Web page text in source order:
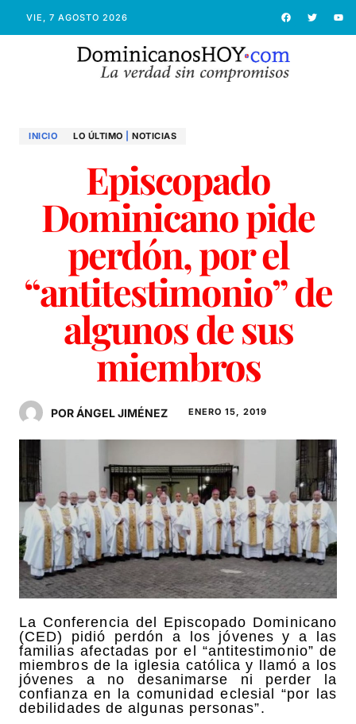
VIE, 7 AGOSTO 2026
INICIO LO ÚLTIMO NOTICIAS
Episcopado
Dominicano pide
perdón, por el
“antitestimonio” de
algunos de sus
miembros
POR ÁNGEL JIMÉNEZ ENERO 15, 2019
La Conferencia del Episcopado Dominicano
(CED) pidió perdón a los jóvenes y a las
familias afectadas por el “antitestimonio” de
miembros de la iglesia católica y llamó a los
jóvenes a no desanimarse ni perder la
confianza en la comunidad eclesial “por las
debilidades de algunas personas”.